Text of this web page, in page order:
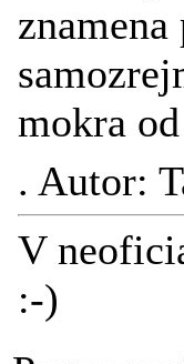
mokra
. Autor:
V
:-)